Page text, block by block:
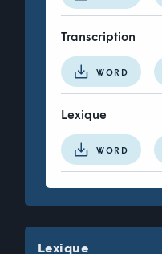
Vérifier
Transcription
WORD
Lexique
WORD
Lexique